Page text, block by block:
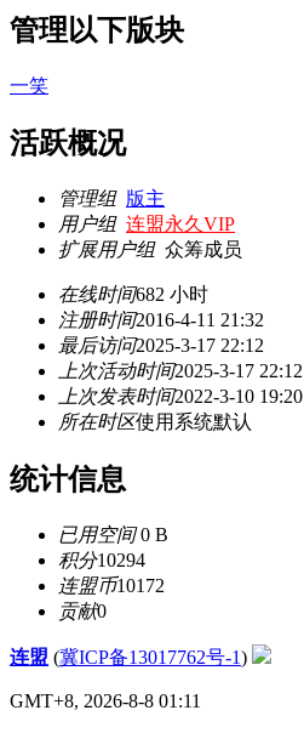
管理以下版块
一笑
活跃概况
管理组 版主
用户组 连盟永久VIP
扩展用户组 众筹成员
在线时间682 小时
注册时间2016-4-11 21:32
最后访问2025-3-17 22:12
上次活动时间2025-3-17 22:12
上次发表时间2022-3-10 19:20
所在时区使用系统默认
统计信息
已用空间0 B
积分10294
连盟币10172
贡献0
连盟 (冀ICP备13017762号-1)
GMT+8, 2026-8-8 01:11